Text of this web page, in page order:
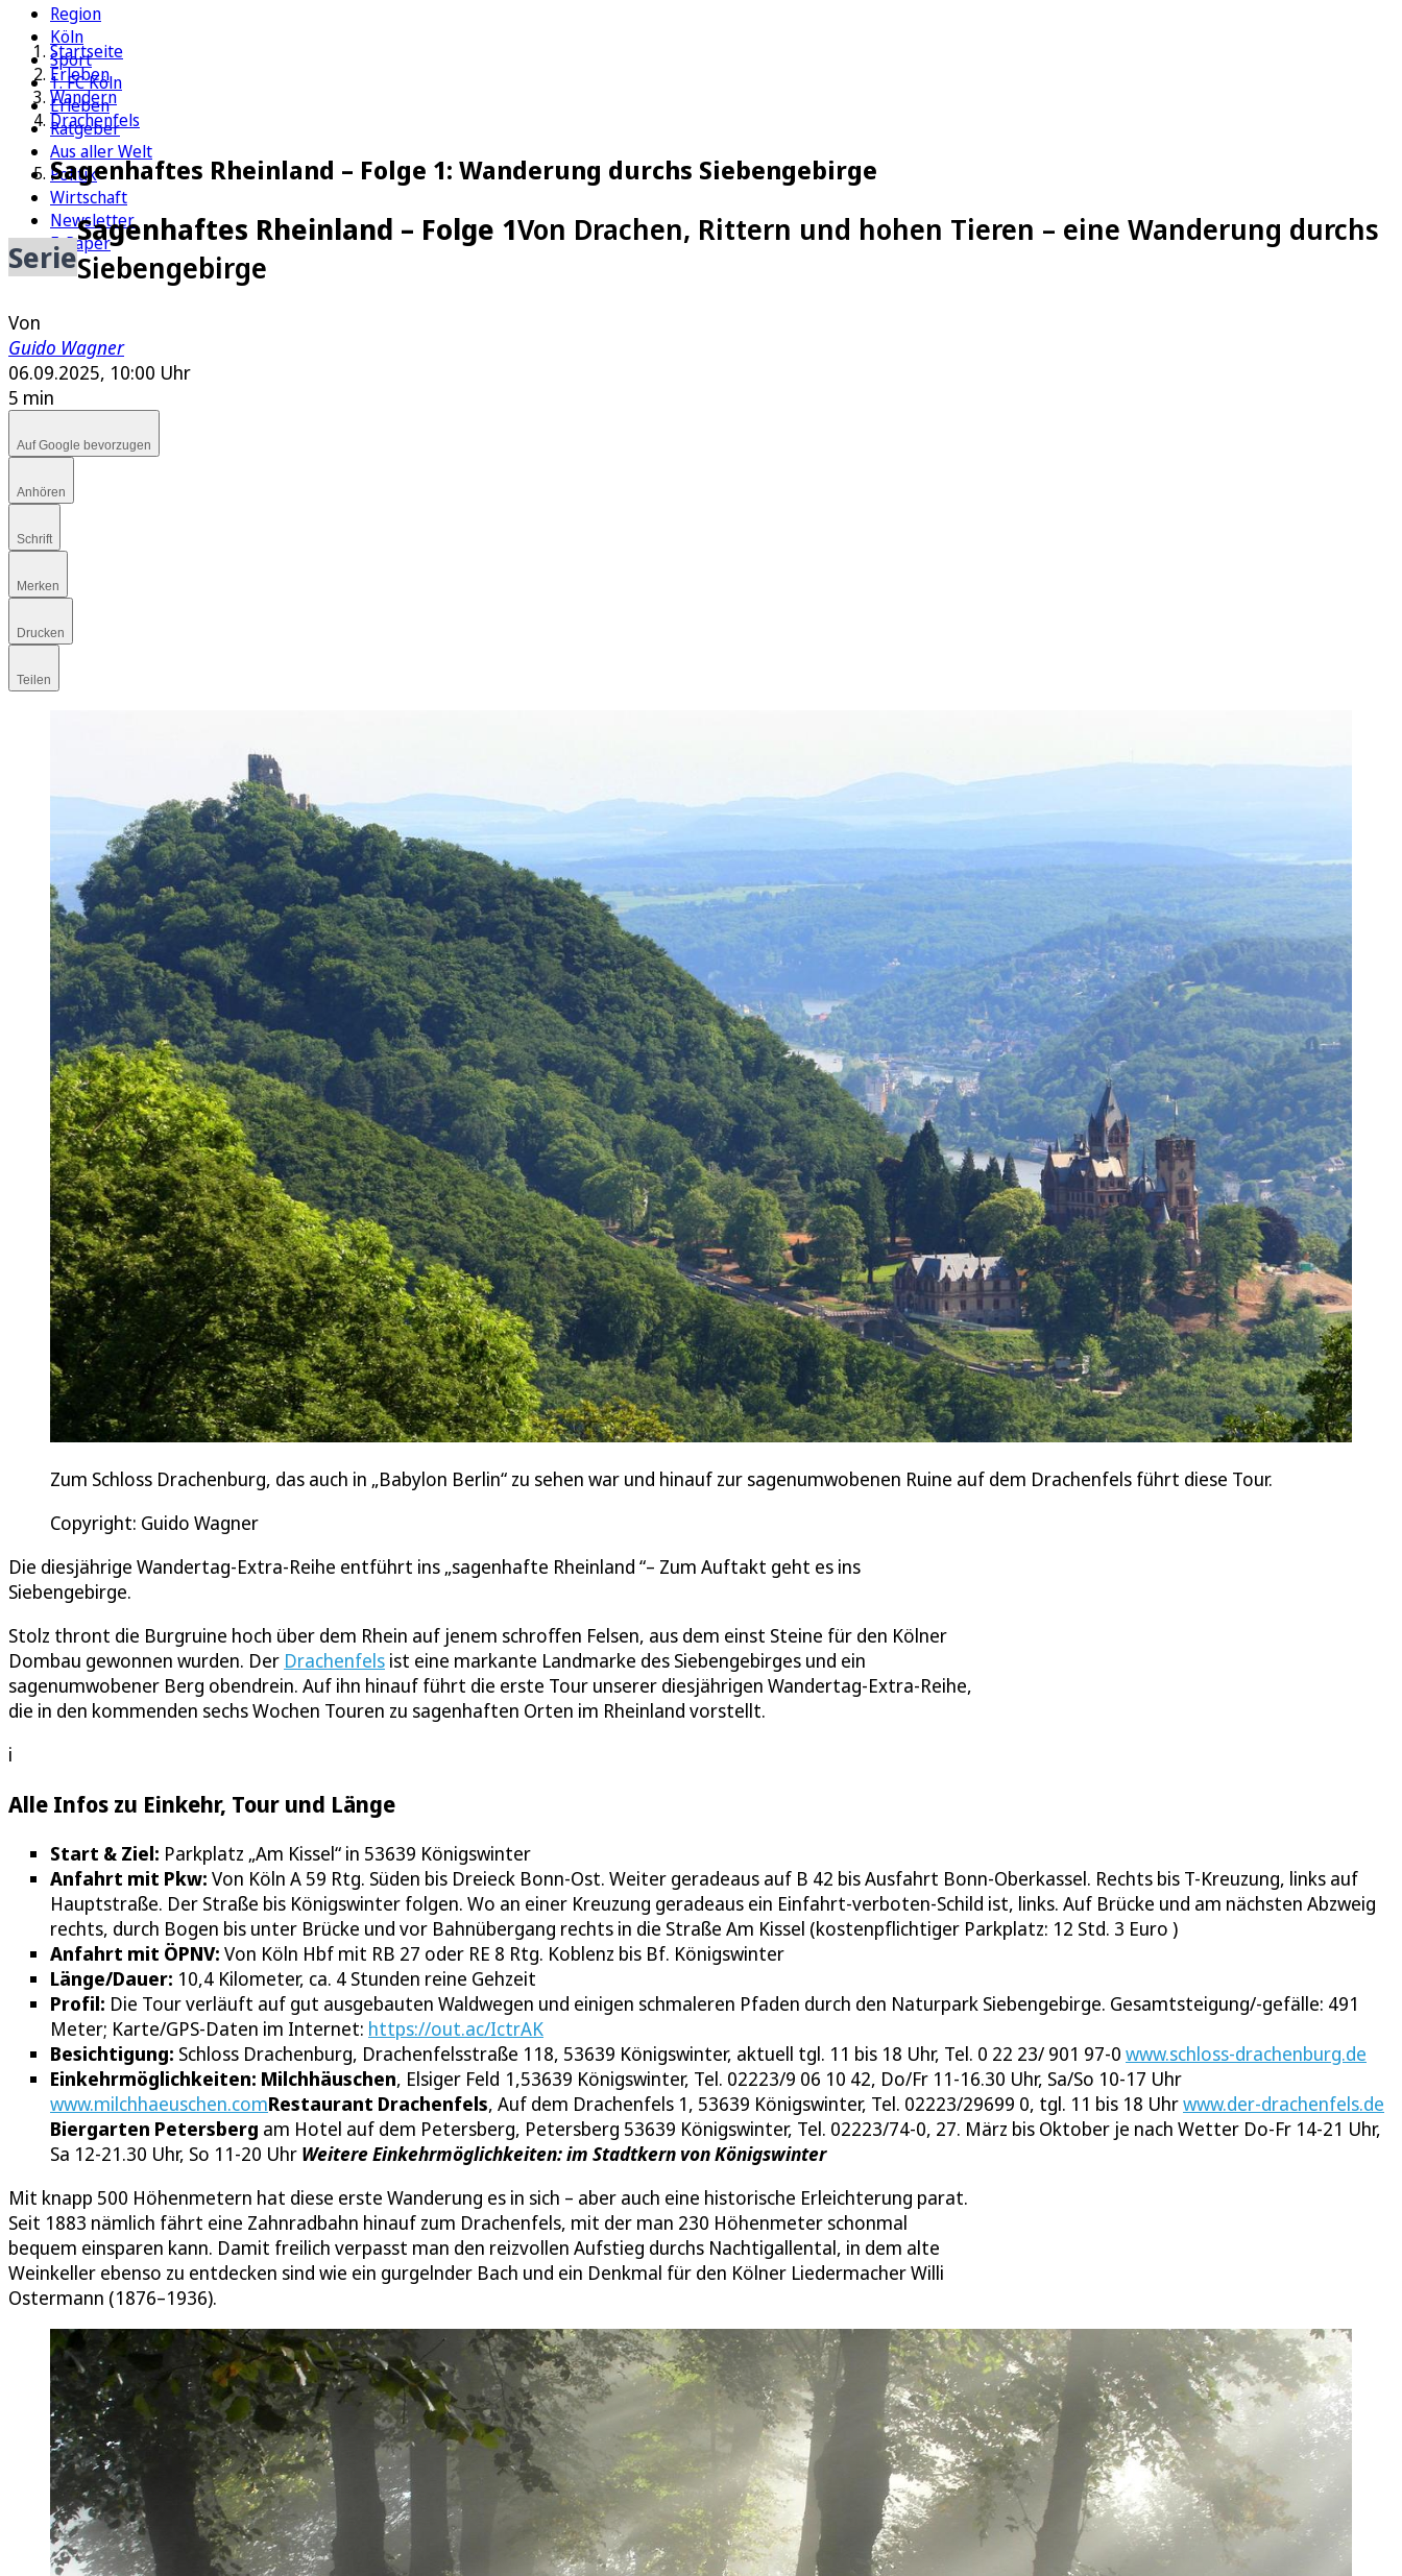
Region
Köln
Sport
1. FC Köln
Erleben
Ratgeber
Aus aller Welt
Politik
Wirtschaft
Newsletter
E-Paper
Startseite
Erleben
Wandern
Drachenfels
Sagenhaftes Rheinland – Folge 1: Wanderung durchs Siebengebirge
Serie
Sagenhaftes Rheinland – Folge 1Von Drachen, Rittern und hohen Tieren – eine Wanderung durchs
Siebengebirge
Von
Guido Wagner
06.09.2025, 10:00 Uhr
5 min
Auf Google bevorzugen
Anhören
Schrift
Merken
Drucken
Teilen
Zum Schloss Drachenburg, das auch in „Babylon Berlin“ zu sehen war und hinauf zur sagenumwobenen Ruine auf dem Drachenfels führt diese Tour.
Copyright: Guido Wagner
Die diesjährige Wandertag-Extra-Reihe entführt ins „sagenhafte Rheinland “– Zum Auftakt geht es ins
Siebengebirge.
Stolz thront die Burgruine hoch über dem Rhein auf jenem schroffen Felsen, aus dem einst Steine für den Kölner
Dombau gewonnen wurden. Der Drachenfels ist eine markante Landmarke des Siebengebirges und ein
sagenumwobener Berg obendrein. Auf ihn hinauf führt die erste Tour unserer diesjährigen Wandertag-Extra-Reihe,
die in den kommenden sechs Wochen Touren zu sagenhaften Orten im Rheinland vorstellt.
i
Alle Infos zu Einkehr, Tour und Länge
Start & Ziel: Parkplatz „Am Kissel“ in 53639 Königswinter
Anfahrt mit Pkw: Von Köln A 59 Rtg. Süden bis Dreieck Bonn-Ost. Weiter geradeaus auf B 42 bis Ausfahrt Bonn-Oberkassel. Rechts bis T-Kreuzung, links auf
Hauptstraße. Der Straße bis Königswinter folgen. Wo an einer Kreuzung geradeaus ein Einfahrt-verboten-Schild ist, links. Auf Brücke und am nächsten Abzweig
rechts, durch Bogen bis unter Brücke und vor Bahnübergang rechts in die Straße Am Kissel (kostenpflichtiger Parkplatz: 12 Std. 3 Euro )
Anfahrt mit ÖPNV: Von Köln Hbf mit RB 27 oder RE 8 Rtg. Koblenz bis Bf. Königswinter
Länge/Dauer: 10,4 Kilometer, ca. 4 Stunden reine Gehzeit
Profil: Die Tour verläuft auf gut ausgebauten Waldwegen und einigen schmaleren Pfaden durch den Naturpark Siebengebirge. Gesamtsteigung/-gefälle: 491
Meter; Karte/GPS-Daten im Internet: https://out.ac/IctrAK
Besichtigung: Schloss Drachenburg, Drachenfelsstraße 118, 53639 Königswinter, aktuell tgl. 11 bis 18 Uhr, Tel. 0 22 23/ 901 97-0 www.schloss-drachenburg.de
Einkehrmöglichkeiten: Milchhäuschen, Elsiger Feld 1,53639 Königswinter, Tel. 02223/9 06 10 42, Do/Fr 11-16.30 Uhr, Sa/So 10-17 Uhr
www.milchhaeuschen.comRestaurant Drachenfels, Auf dem Drachenfels 1, 53639 Königswinter, Tel. 02223/29699 0, tgl. 11 bis 18 Uhrwww.der-drachenfels.de
Biergarten Petersberg am Hotel auf dem Petersberg, Petersberg 53639 Königswinter, Tel. 02223/74-0, 27. März bis Oktober je nach Wetter Do-Fr 14-21 Uhr,
Sa 12-21.30 Uhr, So 11-20 Uhr Weitere Einkehrmöglichkeiten: im Stadtkern von Königswinter
Mit knapp 500 Höhenmetern hat diese erste Wanderung es in sich – aber auch eine historische Erleichterung parat.
Seit 1883 nämlich fährt eine Zahnradbahn hinauf zum Drachenfels, mit der man 230 Höhenmeter schonmal
bequem einsparen kann. Damit freilich verpasst man den reizvollen Aufstieg durchs Nachtigallental, in dem alte
Weinkeller ebenso zu entdecken sind wie ein gurgelnder Bach und ein Denkmal für den Kölner Liedermacher Willi
Ostermann (1876–1936).